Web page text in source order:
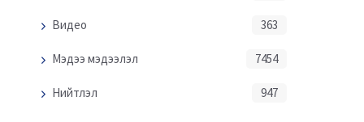
Видео 363
Мэдээ мэдээлэл 7454
Нийтлэл 947